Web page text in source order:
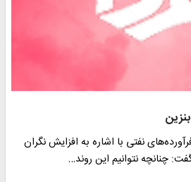
نفتی با اشاره به افزایش نگران
چنانچه نتوانیم این روند…